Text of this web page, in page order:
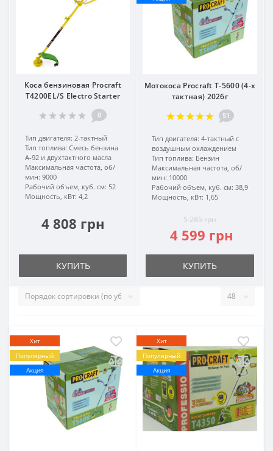
Коса бензиновая Procraft
T4200EL/S Electro Starter
0
Тип двигателя: 2-тактный
Тип топлива: Смесь бензина
А-92 и двухтактного масла
Максимальная частота, об/
мин: 9000
Рабочий объем, куб. см: 52
Мощность, кВт: 4,2
4 808 грн
КУПИТЬ
Мотокоса Procraft T-5600 (4-х
тактная) 2026г
51
Тип двигателя: 4-тактный с
воздушным охлаждением
Тип топлива: Бензин
Максимальная частота, об/
мин: 10000
Рабочий объем, куб. см: 38,9
Мощность, кВт: 1,65
5 285 грн
4 599 грн
КУПИТЬ
Хит
Популярный
Акция
Хит
Популярный
Акция